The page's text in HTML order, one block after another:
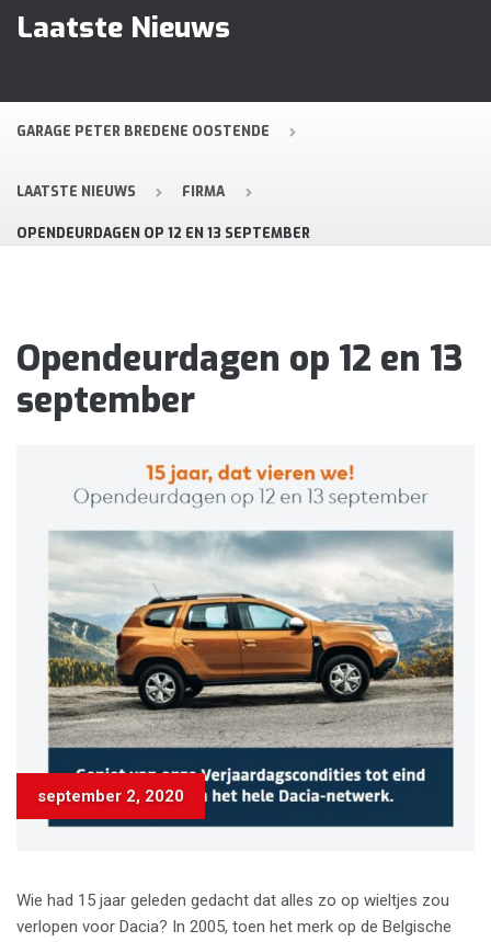
Laatste Nieuws
GARAGE PETER BREDENE OOSTENDE
LAATSTE NIEUWS FIRMA
OPENDEURDAGEN OP 12 EN 13 SEPTEMBER
Opendeurdagen op 12 en 13
september
september 2, 2020
Wie had 15 jaar geleden gedacht dat alles zo op wieltjes zou
verlopen voor Dacia? In 2005, toen het merk op de Belgische